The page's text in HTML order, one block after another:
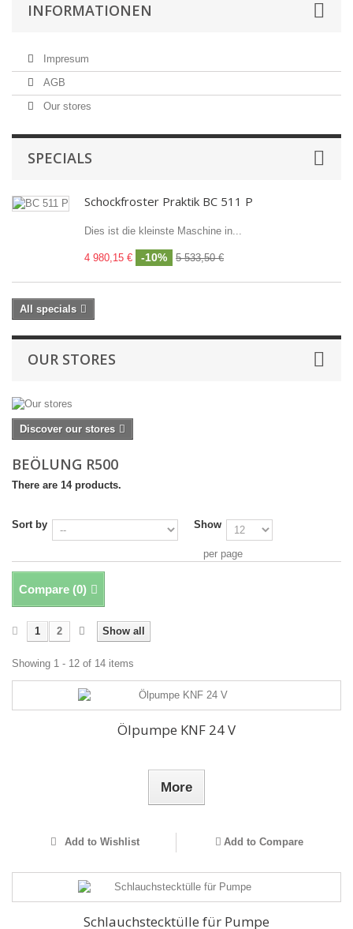
INFORMATIONEN
Impresum
AGB
Our stores
SPECIALS
Schockfroster Praktik BC 511 P
Dies ist die kleinste Maschine in...
4 980,15 € -10% 5 533,50 €
All specials
OUR STORES
Discover our stores
BEÖLUNG R500
There are 14 products.
Sort by Show
per page
Compare (0)
Show all
1 2
Showing 1 - 12 of 14 items
Ölpumpe KNF 24 V
More
Add to Wishlist Add to Compare
Schlauchstecktülle für Pumpe